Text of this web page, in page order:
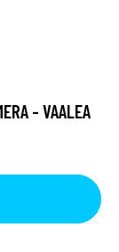
- VAALEA